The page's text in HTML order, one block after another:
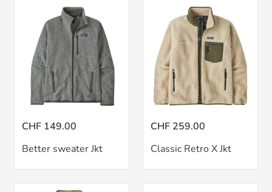
CHF 149.00
Better sweater Jkt
CHF 259.00
Classic Retro X Jkt